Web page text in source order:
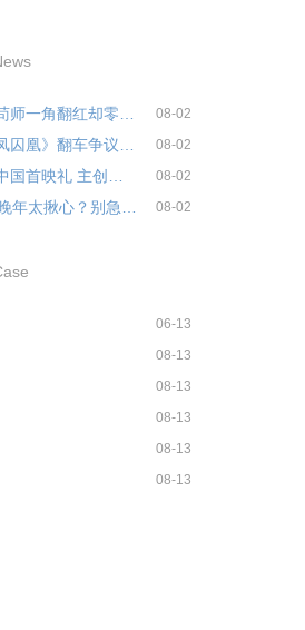
08-02
08-02
08-02
08-02
06-13
08-13
08-13
08-13
08-13
08-13